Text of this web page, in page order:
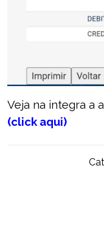
Veja na integra a
(click aqui)